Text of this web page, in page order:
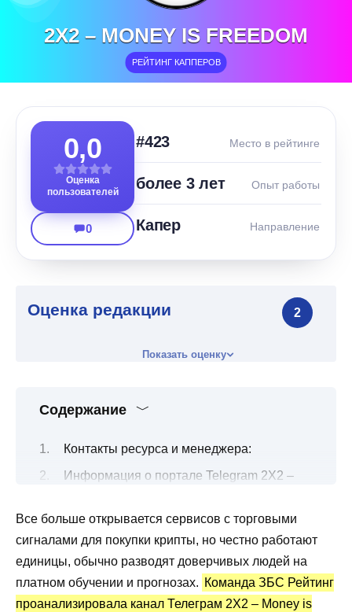
2Х2 – MONEY IS FREEDOM
РЕЙТИНГ КАППЕРОВ
0,0
Оценка
пользователей
0
#423 Место в рейтинге
более 3 лет Опыт работы
Капер Направление
Оценка редакции 2
Показать оценку
Содержание
Контакты ресурса и менеджера:
Информация о портале Telegram 2Х2 –
Все о торговых сигналах трейдеров
Канал Telegram 2Х2 – Money is Freedom:
статистика и отзывы
Преимущества и недостатки
Все больше открывается сервисов с торговыми
сигналами для покупки крипты, но честно работают
единицы, обычно разводят доверчивых людей на
платном обучении и прогнозах. Команда ЗБС Рейтинг
проанализировала канал Телеграм 2Х2 – Money is